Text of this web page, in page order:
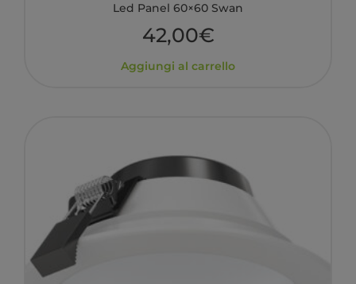
Led Panel 60×60 Swan
42,00€
Aggiungi al carrello